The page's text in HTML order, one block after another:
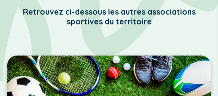
Retrouvez ci-dessous les autres associations
sportives du territoire